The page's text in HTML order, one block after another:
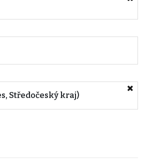
Středočeský kraj)